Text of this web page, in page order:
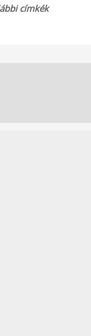
címkék